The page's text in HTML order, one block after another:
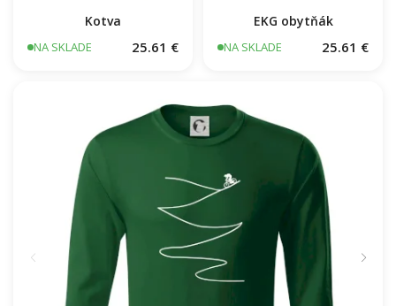
Kotva
NA SKLADE 25.61 €
EKG obytňák
NA SKLADE 25.61 €